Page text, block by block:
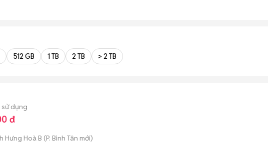
512 GB 1 TB 2 TB > 2 TB
dụng
đ
Hưng Hoà B (P. Bình Tân mới)